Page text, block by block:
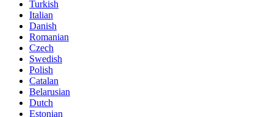
Turkish
Italian
Danish
Romanian
Czech
Swedish
Polish
Catalan
Belarusian
Dutch
Estonian